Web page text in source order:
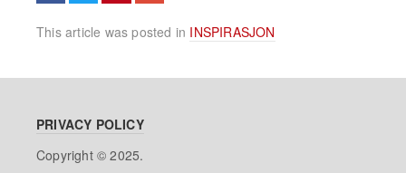
This article was posted in INSPIRASJON
PRIVACY POLICY
Copyright © 2025.